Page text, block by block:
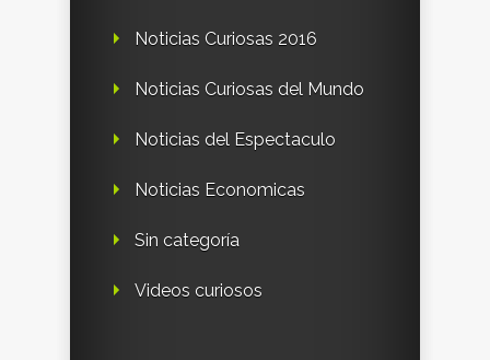
Noticias Curiosas 2016
Noticias Curiosas del Mundo
Noticias del Espectaculo
Noticias Economicas
Sin categoría
Videos curiosos